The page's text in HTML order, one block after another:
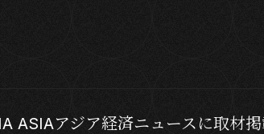
ASIAアジア経済ニュースに取材掲